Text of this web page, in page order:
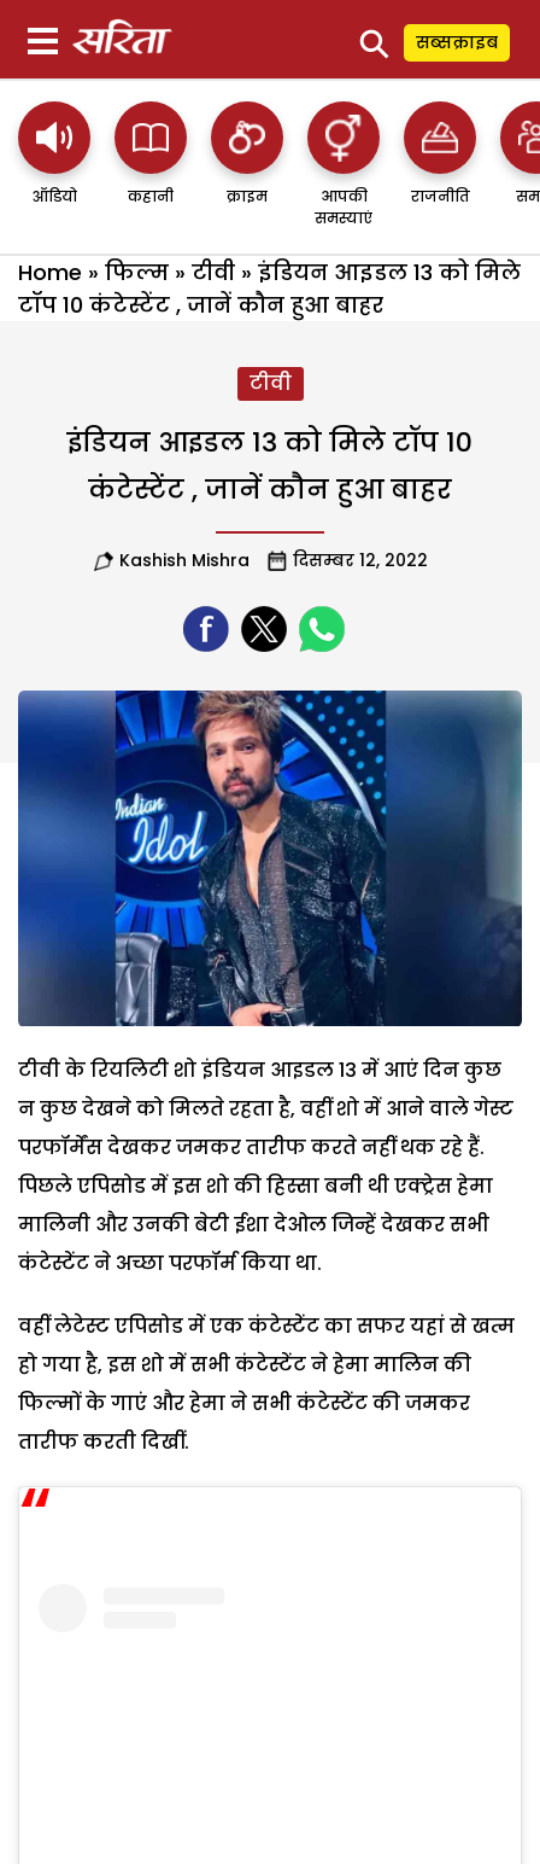
⚲ सब्सक्राइब
ऑडियो कहानी क्राइम
आपकी
समस्याएं
राजनीति
Home » फिल्म » टीवी » इंडियन आइडल 13 को मिले
टॉप 10 कंटेस्टेंट , जानें कौन हुआ बाहर
टीवी
इंडियन आइडल 13 को मिले टॉप 10
कंटेस्टेंट , जानें कौन हुआ बाहर
Kashish Mishra दिसम्बर 12, 2022
टीवी के रियलिटी शो इंडियन आइडल 13 में आएं दिन कुछ
न कुछ देखने को मिलते रहता है, वहीं शो में आने वाले गेस्ट
परफॉर्मेंस देखकर जमकर तारीफ करते नहीं थक रहे हैं.
पिछले एपिसोड में इस शो की हिस्सा बनी थी एक्ट्रेस हेमा
मालिनी और उनकी बेटी ईशा देओल जिन्हें देखकर सभी
कंटेस्टेंट ने अच्छा परफॉर्म किया था.
वहीं लेटेस्ट एपिसोड में एक कंटेस्टेंट का सफर यहां से खत्म
हो गया है, इस शो में सभी कंटेस्टेंट ने हेमा मालिन की
फिल्मों के गाएं और हेमा ने सभी कंटेस्टेंट की जमकर
तारीफ करती दिखीं.